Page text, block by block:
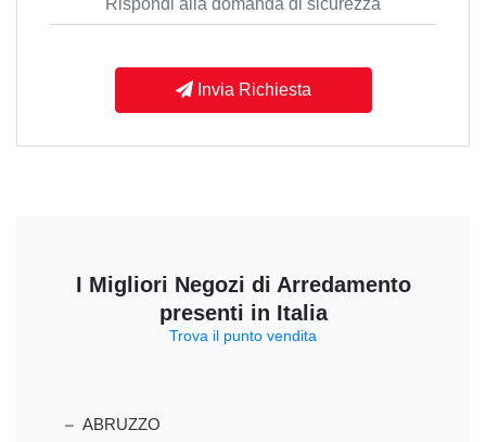
Invia Richiesta
I Migliori Negozi di Arredamento
presenti in Italia
Trova il punto vendita
ABRUZZO